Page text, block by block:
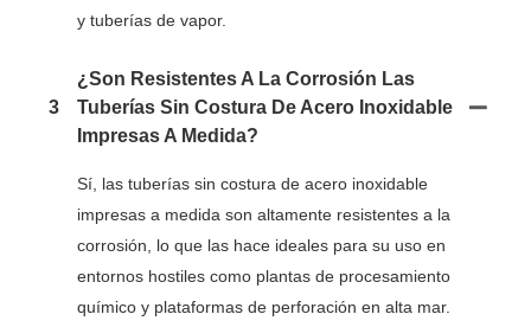
y tuberías de vapor.
3
¿Son Resistentes A La Corrosión Las
Tuberías Sin Costura De Acero Inoxidable
Impresas A Medida?
Sí, las tuberías sin costura de acero inoxidable
impresas a medida son altamente resistentes a la
corrosión, lo que las hace ideales para su uso en
entornos hostiles como plantas de procesamiento
químico y plataformas de perforación en alta mar.